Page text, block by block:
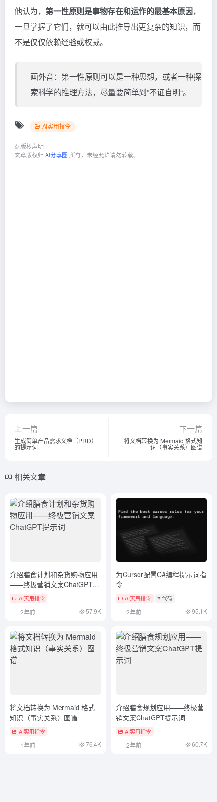
他认为， 第一性原则是事物存在和运作的最基本原因，
一旦掌握了它们，就可以由此推导出更复杂的知识，而
不是仅仅依赖经验或权威。
画外音：第一性原则可以是一种思想，或者一种探
索科学的推理方法，尽量要简单到”不证自明“。
AI实用指令
© 版权声明
文章版权归 AI分享圈 所有，未经允许请勿转载。
上一篇
生成简单产品需求文档（PRD）
的提示词
下一篇
将文档转换为 Mermaid 格式知
识（事实关系）图谱
相关文章
介绍膳食计划和杂货购物应用
——终极营销文案ChatGPT提
示词AI实用指令
2年前 57.9K
为Cursor配置C#编程提示词指
令
AI实用指令 # 代码
2年前 95.1K
将文档转换为 Mermaid 格式
知识（事实关系）图谱
AI实用指令
1年前 76.4K
介绍膳食规划应用——终极营
销文案ChatGPT提示词
AI实用指令
2年前 60.7K